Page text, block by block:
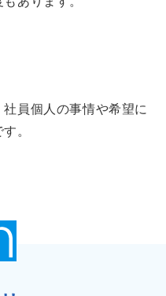
員個人の事情や希望に
。